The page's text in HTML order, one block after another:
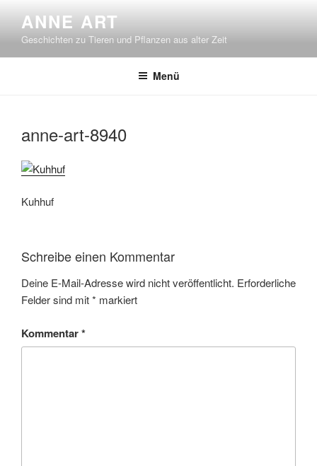
Inhalt
springen
ANNE ART
Geschichten zu Tieren und Pflanzen aus alter Zeit
Menü
anne-art-8940
Kuhhuf
Schreibe einen Kommentar
Deine E-Mail-Adresse wird nicht veröffentlicht. Erforderliche
Felder sind mit* markiert
Kommentar*